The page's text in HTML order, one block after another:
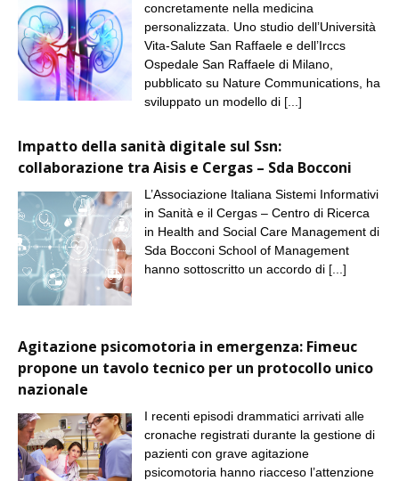
concretamente nella medicina
personalizzata. Uno studio dell’Università
Vita-Salute San Raffaele e dell’Irccs
Ospedale San Raffaele di Milano,
pubblicato su Nature Communications, ha
sviluppato un modello di [...]
Impatto della sanità digitale sul Ssn:
collaborazione tra Aisis e Cergas – Sda Bocconi
L’Associazione Italiana Sistemi Informativi
in Sanità e il Cergas – Centro di Ricerca
in Health and Social Care Management di
Sda Bocconi School of Management
hanno sottoscritto un accordo di [...]
Agitazione psicomotoria in emergenza: Fimeuc
propone un tavolo tecnico per un protocollo unico
nazionale
I recenti episodi drammatici arrivati alle
cronache registrati durante la gestione di
pazienti con grave agitazione
psicomotoria hanno riacceso l’attenzione